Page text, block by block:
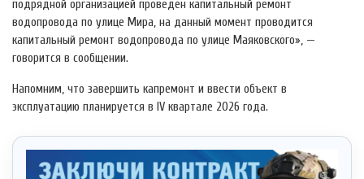
подрядной организацией проведен капитальный ремонт
водопровода по улице Мира, на данный момент проводится
капитальный ремонт водопровода по улице Маяковского», —
говорится в сообщении.
Напомним, что завершить капремонт и ввести объект в
эксплуатацию планируется в IV квартале 2026 года.